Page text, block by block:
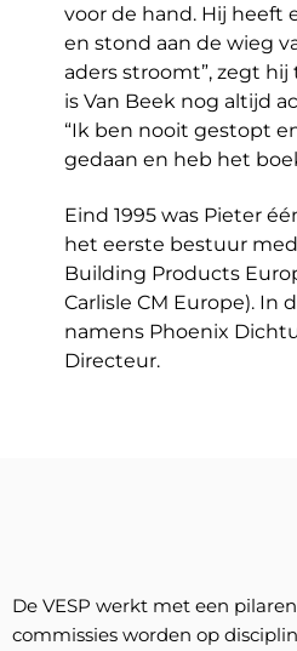
voor de hand. Hij heeft
en stond aan de wieg
aders stroomt”, zegt
is Van Beek nog altijd
“Ik ben nooit gestopt
gedaan en heb het
Eind 1995 was Pieter
het eerste bestuur
Building Products
Carlisle CM Europe). In
namens Phoenix
Directeur.
De VESP werkt met een
commissies worden op